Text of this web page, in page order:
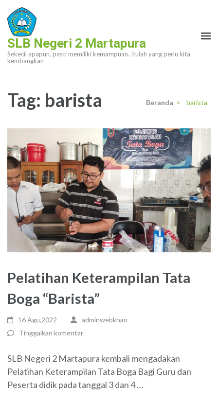
Lompat
ke
konten
(Tekan
Enter)
SLB Negeri 2 Martapura
Sekecil apapun, pasti memiliki kemampuan. Itulah yang perlu kita
kembangkan
Tag: barista Beranda > barista
Pelatihan Keterampilan Tata
Boga “Barista”
16 Agu,2022
adminwebkhan
Tinggalkan komentar
SLB Negeri 2 Martapura kembali mengadakan
Pelatihan Keterampilan Tata Boga Bagi Guru dan
Peserta didik pada tanggal 3 dan 4 …